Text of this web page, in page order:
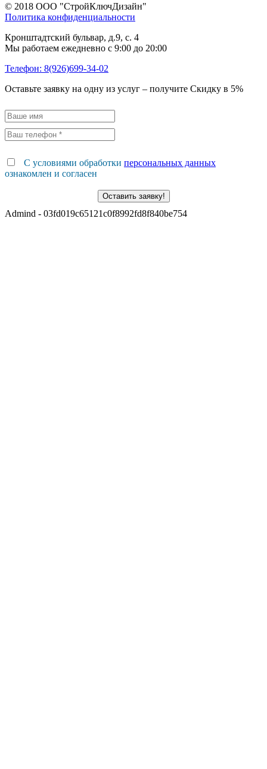
© 2018 ООО "СтройКлючДизайн"
Политика конфиденциальности
Кронштадтский бульвар, д.9, с. 4
Мы работаем ежедневно с 9:00 до 20:00
Телефон: 8(926)699-34-02
Оставьте заявку на одну из услуг – получите Скидку в 5%
С условиями обработки персональных данных
ознакомлен и согласен
Admind - 03fd019c65121c0f8992fd8f840be754